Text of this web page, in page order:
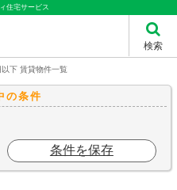
住宅サービス
検索
下 賃貸物件一覧
の条件
条件を保存